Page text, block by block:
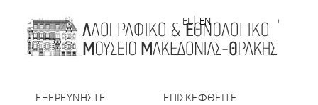
EL
EN | TR | BU | RO
ΕΞΕΡΕΥΝΗΣΤΕ ΕΠΙΣΚΕΦΘΕΙΤΕ